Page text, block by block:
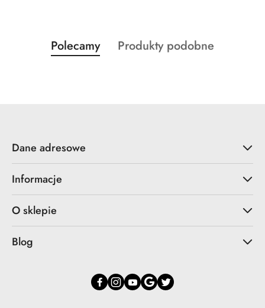
Pomiń karuzelę produktów
Produkty
o
Polecamy
Produkty
Produkty podobne
Dane adresowe
Informacje
O sklepie
Blog